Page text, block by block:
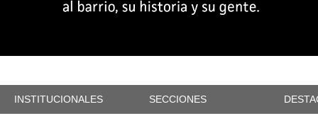
INSTITUCIONALES SECCIONES